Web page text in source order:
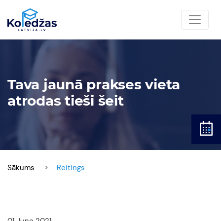
Tava jaunā prakses vieta
atrodas tieši šeit
Sākums Reitings